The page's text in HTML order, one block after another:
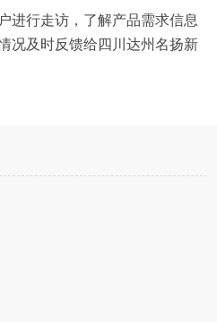
进行走访，了解产品需求信息
况及时反馈给四川达州名扬新